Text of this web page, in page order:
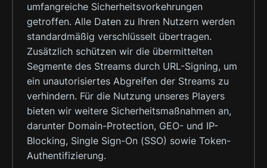
umfangreiche Sicherheitsvorkehrungen
getroffen. Alle Daten zu Ihren Nutzern werden
standardmäßig verschlüsselt übertragen.
Zusätzlich schützen wir die übermittelten
Segmente des Streams durch URL-Signing, um
ein unautorisiertes Abgreifen der Streams zu
verhindern. Für die Nutzung unseres Players
bieten wir weitere Sicherheitsmaßnahmen an,
darunter Domain-Protection, GEO- und IP-
Blocking, Single Sign-On (SSO) sowie Token-
Authentifizierung.